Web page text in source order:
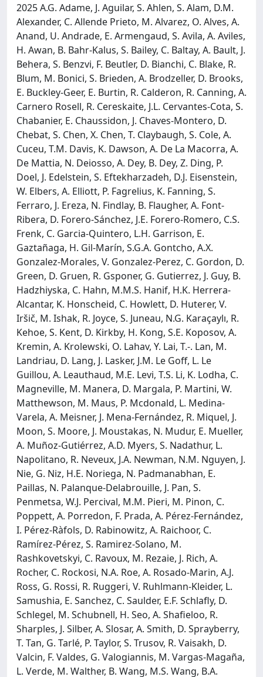
2025 A.G. Adame, J. Aguilar, S. Ahlen, S. Alam, D.M.
Alexander, C. Allende Prieto, M. Alvarez, O. Alves, A.
Anand, U. Andrade, E. Armengaud, S. Avila, A. Aviles,
H. Awan, B. Bahr-Kalus, S. Bailey, C. Baltay, A. Bault, J.
Behera, S. Benzvi, F. Beutler, D. Bianchi, C. Blake, R.
Blum, M. Bonici, S. Brieden, A. Brodzeller, D. Brooks,
E. Buckley-Geer, E. Burtin, R. Calderon, R. Canning, A.
Carnero Rosell, R. Cereskaite, J.L. Cervantes-Cota, S.
Chabanier, E. Chaussidon, J. Chaves-Montero, D.
Chebat, S. Chen, X. Chen, T. Claybaugh, S. Cole, A.
Cuceu, T.M. Davis, K. Dawson, A. De La Macorra, A.
De Mattia, N. Deiosso, A. Dey, B. Dey, Z. Ding, P.
Doel, J. Edelstein, S. Eftekharzadeh, D.J. Eisenstein,
W. Elbers, A. Elliott, P. Fagrelius, K. Fanning, S.
Ferraro, J. Ereza, N. Findlay, B. Flaugher, A. Font-
Ribera, D. Forero-Sánchez, J.E. Forero-Romero, C.S.
Frenk, C. Garcia-Quintero, L.H. Garrison, E.
Gaztañaga, H. Gil-Marín, S.G.A. Gontcho, A.X.
Gonzalez-Morales, V. Gonzalez-Perez, C. Gordon, D.
Green, D. Gruen, R. Gsponer, G. Gutierrez, J. Guy, B.
Hadzhiyska, C. Hahn, M.M.S. Hanif, H.K. Herrera-
Alcantar, K. Honscheid, C. Howlett, D. Huterer, V.
Iršič, M. Ishak, R. Joyce, S. Juneau, N.G. Karaçaylı, R.
Kehoe, S. Kent, D. Kirkby, H. Kong, S.E. Koposov, A.
Kremin, A. Krolewski, O. Lahav, Y. Lai, T.-. Lan, M.
Landriau, D. Lang, J. Lasker, J.M. Le Goff, L. Le
Guillou, A. Leauthaud, M.E. Levi, T.S. Li, K. Lodha, C.
Magneville, M. Manera, D. Margala, P. Martini, W.
Matthewson, M. Maus, P. Mcdonald, L. Medina-
Varela, A. Meisner, J. Mena-Fernández, R. Miquel, J.
Moon, S. Moore, J. Moustakas, N. Mudur, E. Mueller,
A. Muñoz-Gutiérrez, A.D. Myers, S. Nadathur, L.
Napolitano, R. Neveux, J.A. Newman, N.M. Nguyen, J.
Nie, G. Niz, H.E. Noriega, N. Padmanabhan, E.
Paillas, N. Palanque-Delabrouille, J. Pan, S.
Penmetsa, W.J. Percival, M.M. Pieri, M. Pinon, C.
Poppett, A. Porredon, F. Prada, A. Pérez-Fernández,
I. Pérez-Ràfols, D. Rabinowitz, A. Raichoor, C.
Ramírez-Pérez, S. Ramirez-Solano, M.
Rashkovetskyi, C. Ravoux, M. Rezaie, J. Rich, A.
Rocher, C. Rockosi, N.A. Roe, A. Rosado-Marin, A.J.
Ross, G. Rossi, R. Ruggeri, V. Ruhlmann-Kleider, L.
Samushia, E. Sanchez, C. Saulder, E.F. Schlafly, D.
Schlegel, M. Schubnell, H. Seo, A. Shafieloo, R.
Sharples, J. Silber, A. Slosar, A. Smith, D. Sprayberry,
T. Tan, G. Tarlé, P. Taylor, S. Trusov, R. Vaisakh, D.
Valcin, F. Valdes, G. Valogiannis, M. Vargas-Magaña,
L. Verde, M. Walther, B. Wang, M.S. Wang, B.A.